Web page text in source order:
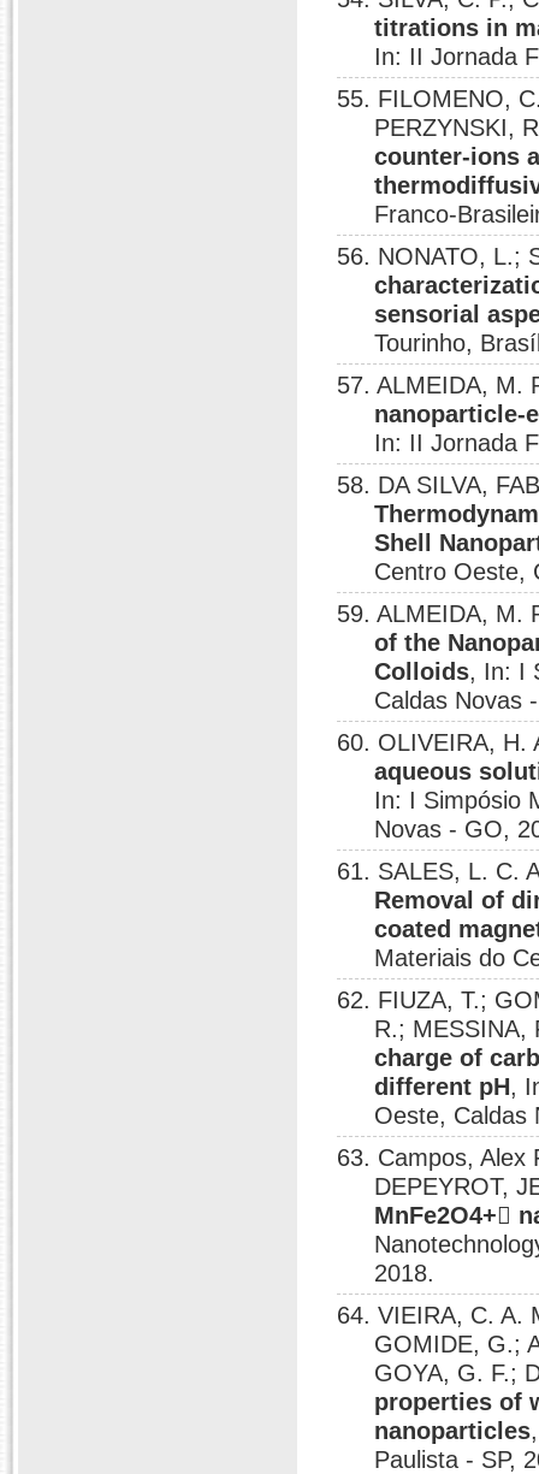
titrations in
In: II Jornada
55. FILOMENO,
PERZYNSKI,
counter-ions
Franco-
56. NONATO, L.;
sensorial
Tourinho,
57. ALMEIDA, M.
nanoparticle-
In: II Jornada
58. DA SILVA,
Shell
Centro Oeste,
59. ALMEIDA, M.
of the
Colloids, In: I
Caldas Novas
60. OLIVEIRA, H.
aqueous
In: I Simpósio
Novas - GO,
61. SALES, L. C.
Removal of
coated
Materiais do
62. FIUZA, T.;
R.; MESSINA,
charge of
different pH,
Oeste, Caldas
63. Campos, Alex
DEPEYROT,
MnFe2O4+
2018.
64. VIEIRA, C. A.
GOMIDE, G.;
GOYA, G. F.;
properties of
nanoparticles
Paulista - SP,